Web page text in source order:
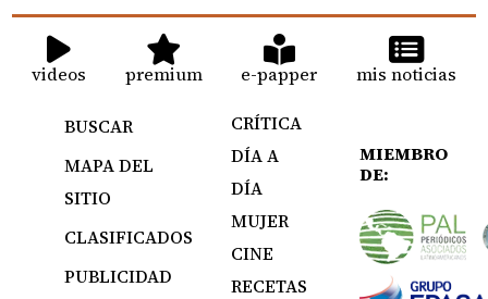
videos premium e-papper mis noticias
BUSCAR
MAPA DEL
SITIO
CLASIFICADOS
PUBLICIDAD
CRÍTICA
DÍA A
DÍA
MUJER
CINE
RECETAS
MIEMBRO
DE: